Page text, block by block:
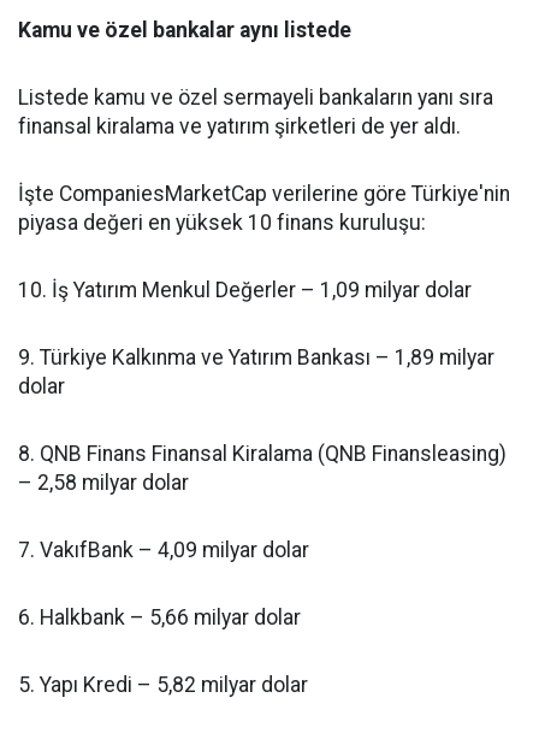
Kamu ve özel bankalar aynı listede
Listede kamu ve özel sermayeli bankaların yanı sıra
finansal kiralama ve yatırım şirketleri de yer aldı.
İşte CompaniesMarketCap verilerine göre Türkiye'nin
piyasa değeri en yüksek 10 finans kuruluşu:
10. İş Yatırım Menkul Değerler – 1,09 milyar dolar
9. Türkiye Kalkınma ve Yatırım Bankası – 1,89 milyar
dolar
8. QNB Finans Finansal Kiralama (QNB Finansleasing)
– 2,58 milyar dolar
7. VakıfBank – 4,09 milyar dolar
6. Halkbank – 5,66 milyar dolar
5. Yapı Kredi – 5,82 milyar dolar